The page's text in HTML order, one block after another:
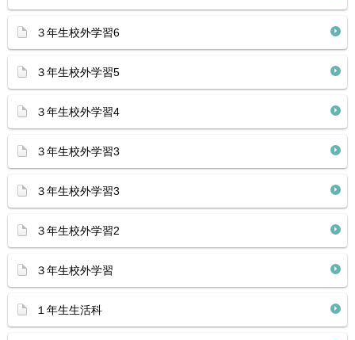
３年生校外学習6
３年生校外学習5
３年生校外学習4
３年生校外学習3
３年生校外学習3
３年生校外学習2
３年生校外学習
１年生生活科